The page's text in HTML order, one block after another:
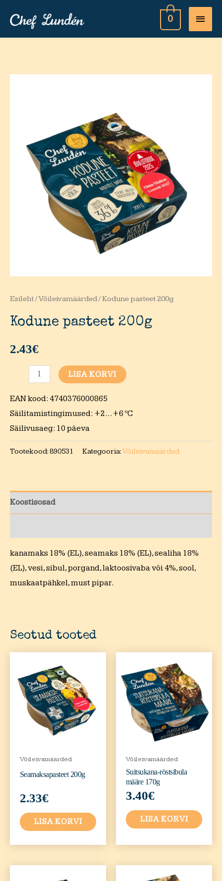
0
Esileht/Võileivamäärded/ Kodune pasteet 200g
Kodune pasteet 200g
2.43€
200g
kogus
LISA KORVI
EAN kood: 4740376000865
Säilitamistingimused: +2…+6 ºC
Säilivusaeg: 10 päeva
Tootekood:890531 Kategooria:Võileivamäärded
Koostisosad
kanamaks 18% (EL), seamaks 18% (EL), sealiha 18%
(EL), vesi, sibul, porgand, laktoosivaba või 4%, sool,
muskaatpähkel, must pipar.
Seotud tooted
Võileivamäärded
Seamaksapasteet 200g
2.33€
LISA KORVI
Võileivamäärded
Suitsukana-röstsibula
määre 170g
3.40€
LISA KORVI